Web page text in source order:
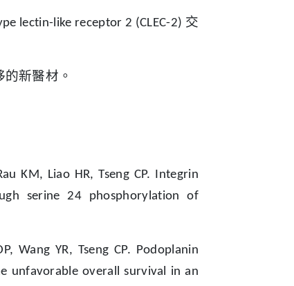
lectin-like receptor 2 (CLEC-2) 交
新醫材。
KM, Liao HR, Tseng CP. Integrin
serine 24 phosphorylation of
Wang YR, Tseng CP. Podoplanin
unfavorable overall survival in an